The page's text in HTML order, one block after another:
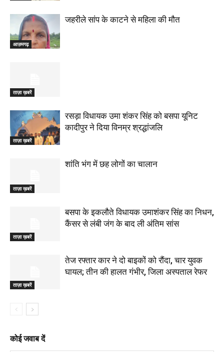
आज़मगढ़
जहरीले सांप के काटने से महिला की मौत
ताज़ा ख़बरें
ताज़ा ख़बरें
रसड़ा विधायक उमा शंकर सिंह को बसपा यूनिट
कादीपुर ने दिया विनम्र श्रद्धांजलि
ताज़ा ख़बरें
शांति भंग में छह लोगों का चालान
ताज़ा ख़बरें
बसपा के इकलौते विधायक उमाशंकर सिंह का निधन,
कैंसर से लंबी जंग के बाद ली अंतिम सांस
ताज़ा ख़बरें
तेज रफ्तार कार ने दो बाइकों को रौंदा, चार युवक
घायल; तीन की हालत गंभीर, जिला अस्पताल रेफर
कोई जवाब दें